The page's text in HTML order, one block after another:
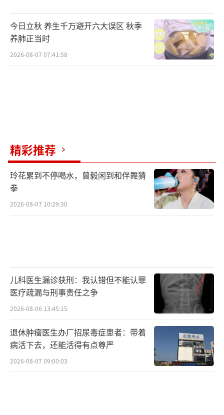
今日立秋 养生千万避开六大误区 秋季
养肺正当时
2026-08-07 07:41:58
精彩推荐
玲花累到不停喝水，曾毅闲到和伴舞猜
拳
2026-08-07 10:29:30
儿科医生漏诊获刑：我认错但不能认罪
医疗疏漏与刑事责任之争
2026-08-06 13:45:15
退休肿瘤医生办厂招尿毒症患者：带着
病活下去，还能活得有点尊严
2026-08-07 09:00:03